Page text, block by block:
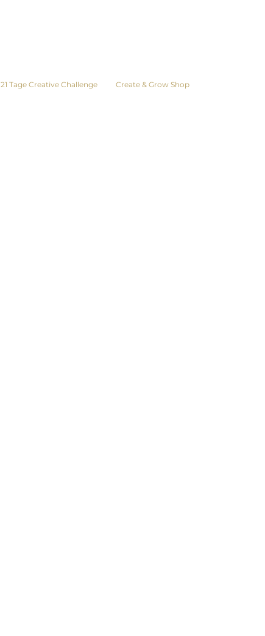
21 Tage Creative Challenge Create & Grow Shop